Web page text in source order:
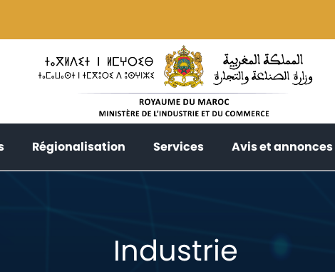
(current)Régionalisation (current)
Services(current)Avis et annonces
Industrie